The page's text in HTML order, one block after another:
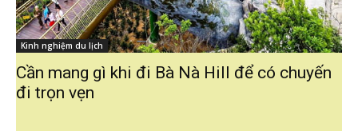
Kinh nghiệm du lịch
Cần mang gì khi đi Bà Nà Hill để có chuyến
đi trọn vẹn